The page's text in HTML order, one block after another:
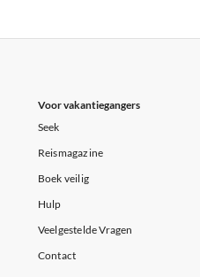
Voor vakantiegangers
Seek
Reismagazine
Boek veilig
Hulp
Veelgestelde Vragen
Contact